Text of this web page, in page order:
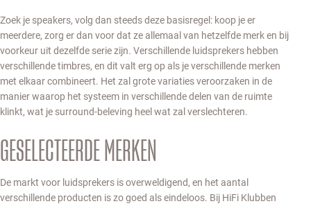
Zoek je speakers, volg dan steeds deze basisregel: koop je er
meerdere, zorg er dan voor dat ze allemaal van hetzelfde merk en bij
voorkeur uit dezelfde serie zijn. Verschillende luidsprekers hebben
verschillende timbres, en dit valt erg op als je verschillende merken
met elkaar combineert. Het zal grote variaties veroorzaken in de
manier waarop het systeem in verschillende delen van de ruimte
klinkt, wat je surround-beleving heel wat zal verslechteren.
GESELECTEERDE MERKEN
De markt voor luidsprekers is overweldigend, en het aantal
verschillende producten is zo goed als eindeloos. Bij HiFi Klubben